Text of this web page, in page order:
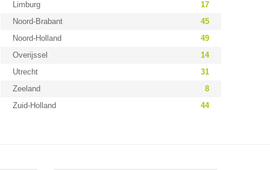
Limburg
17
Noord-Brabant
45
Noord-Holland
49
Overijssel
14
Utrecht
31
Zeeland
8
Zuid-Holland
44